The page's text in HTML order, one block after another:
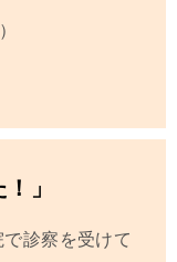
」
診察を受けて